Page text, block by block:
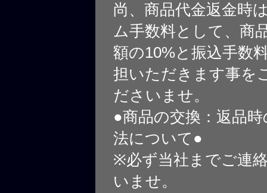
尚、商品代金返金時
ム手数料として、商
額の10%と振込手数
担いただきます事を
ださいませ。
●商品の交換：返品
法について●
※必ず当社までご連
いませ。